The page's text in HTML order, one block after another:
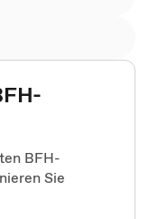
BFH-
Sie